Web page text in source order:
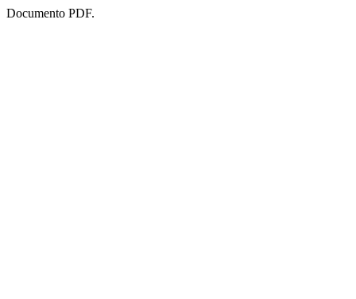
Documento PDF.